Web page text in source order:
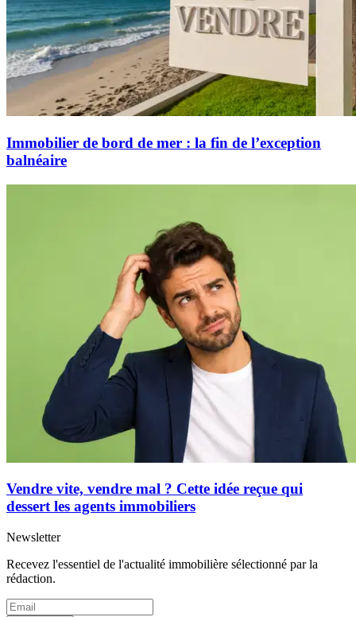
Immobilier de bord de mer : la fin de l’exception
balnéaire
Vendre vite, vendre mal ? Cette idée reçue qui
dessert les agents immobiliers
Newsletter
Recevez l'essentiel de l'actualité immobilière sélectionné par la
rédaction.